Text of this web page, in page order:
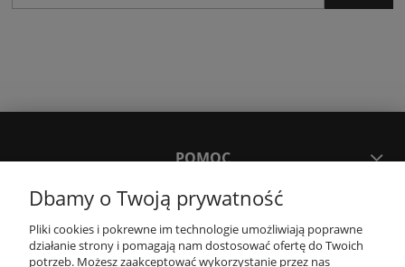
POMOC
MOJE KONTO
Dbamy o Twoją prywatność
Pliki cookies i pokrewne im technologie umożliwiają poprawne
działanie strony i pomagają nam dostosować ofertę do Twoich
potrzeb. Możesz zaakceptować wykorzystanie przez nas